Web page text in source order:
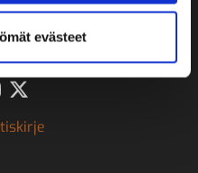
evästeet
meitä